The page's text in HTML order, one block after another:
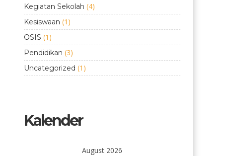
Kegiatan Sekolah (4)
Kesiswaan (1)
OSIS (1)
Pendidikan (3)
Uncategorized (1)
Kalender
August 2026